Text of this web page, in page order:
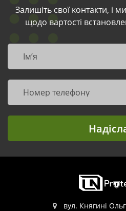
Залишіть свої контакти, і
щодо вартості
вул. Княгині